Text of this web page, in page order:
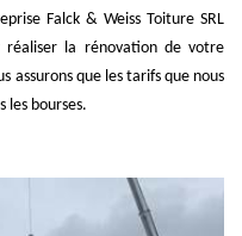
Falck & Weiss Toiture SRL
réaliser la rénovation de votre
assurons que les tarifs que nous
les bourses.